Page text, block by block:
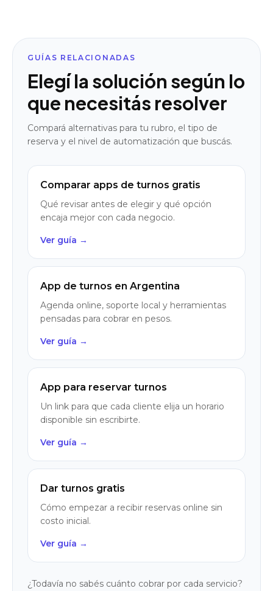
GUÍAS RELACIONADAS
Elegí la solución según lo
que necesitás resolver
Compará alternativas para tu rubro, el tipo de
reserva y el nivel de automatización que buscás.
Comparar apps de turnos gratis
Qué revisar antes de elegir y qué opción
encaja mejor con cada negocio.
Ver guía →
App de turnos en Argentina
Agenda online, soporte local y herramientas
pensadas para cobrar en pesos.
Ver guía →
App para reservar turnos
Un link para que cada cliente elija un horario
disponible sin escribirte.
Ver guía →
Dar turnos gratis
Cómo empezar a recibir reservas online sin
costo inicial.
Ver guía →
¿Todavía no sabés cuánto cobrar por cada servicio?